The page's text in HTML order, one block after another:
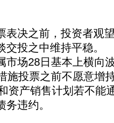
决之前，投资者观
交投之中维持平稳。
市场28日基本上横向
施投票之前不愿意增
资产销售计划若不能
违约。